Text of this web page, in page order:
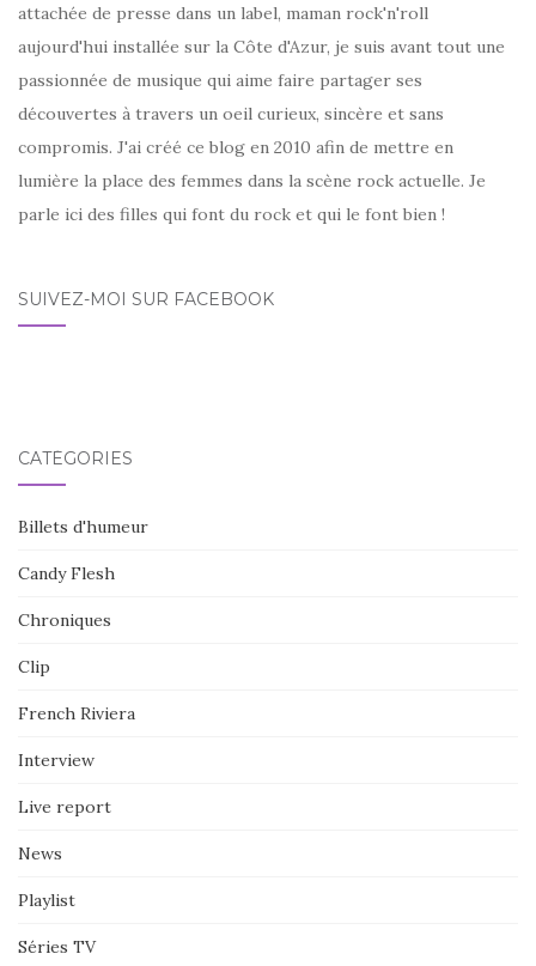
attachée de presse dans un label, maman rock'n'roll
aujourd'hui installée sur la Côte d'Azur, je suis avant tout une
passionnée de musique qui aime faire partager ses
découvertes à travers un oeil curieux, sincère et sans
compromis. J'ai créé ce blog en 2010 afin de mettre en
lumière la place des femmes dans la scène rock actuelle. Je
parle ici des filles qui font du rock et qui le font bien !
SUIVEZ-MOI SUR FACEBOOK
CATÉGORIES
Billets d'humeur
Candy Flesh
Chroniques
Clip
French Riviera
Interview
Live report
News
Playlist
Séries TV